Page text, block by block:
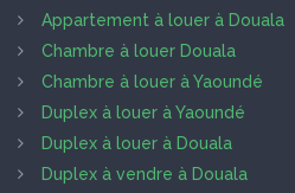
Appartement à louer à Douala
Chambre à louer Douala
Chambre à louer à Yaoundé
Duplex à louer à Yaoundé
Duplex à louer à Douala
Duplex à vendre à Douala